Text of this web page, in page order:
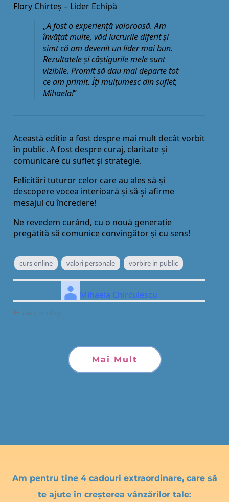
Flory Chirteș – Lider Echipă
„A fost o experiență valoroasă. Am
învățat multe, văd lucrurile diferit și
simt că am devenit un lider mai bun.
Rezultatele și câștigurile mele sunt
vizibile. Promit să dau mai departe tot
ce am primit. Îți mulțumesc din suflet,
Mihaela!”
Această ediție a fost despre mai mult decât vorbit
în public. A fost despre curaj, claritate și
comunicare cu suflet și strategie.
Felicitări tuturor celor care au ales să-și
descopere vocea interioară și să-și afirme
mesajul cu încredere!
Ne revedem curând, cu o nouă generație
pregătită să comunice convingător și cu sens!
curs online valori personale vorbire in public
Mihaela Chirculescu
Back to Blog
Mai Mult
Am pentru tine 4 cadouri extraordinare, care să
te ajute în creșterea vânzărilor tale: